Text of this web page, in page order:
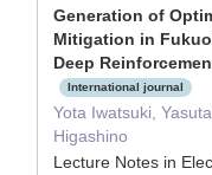
Generation of
Mitigation in
Deep
International journal
Yota Iwatsuki,
Higashino
Lecture Notes in